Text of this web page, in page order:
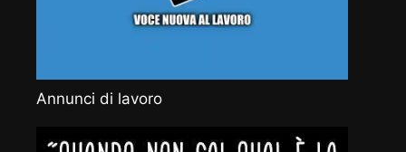
Annunci di lavoro